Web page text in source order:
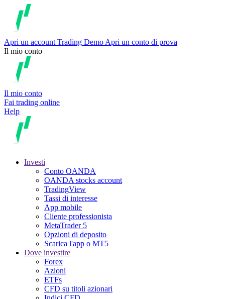
Apri un account Trading Demo Apri un conto di prova
Il mio conto
Il mio conto
Fai trading online
Help
Investi
Conto OANDA
OANDA stocks account
TradingView
Tassi di interesse
App mobile
Cliente professionista
MetaTrader 5
Opzioni di deposito
Scarica l'app o MT5
Dove investire
Forex
Azioni
ETFs
CFD su titoli azionari